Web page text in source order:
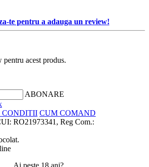
te pentru a adauga un review!
acest produs.
ABONARE
CONDITII CUM COMAND
RO21973341, Reg Com.:
Ai peste 18 ani?